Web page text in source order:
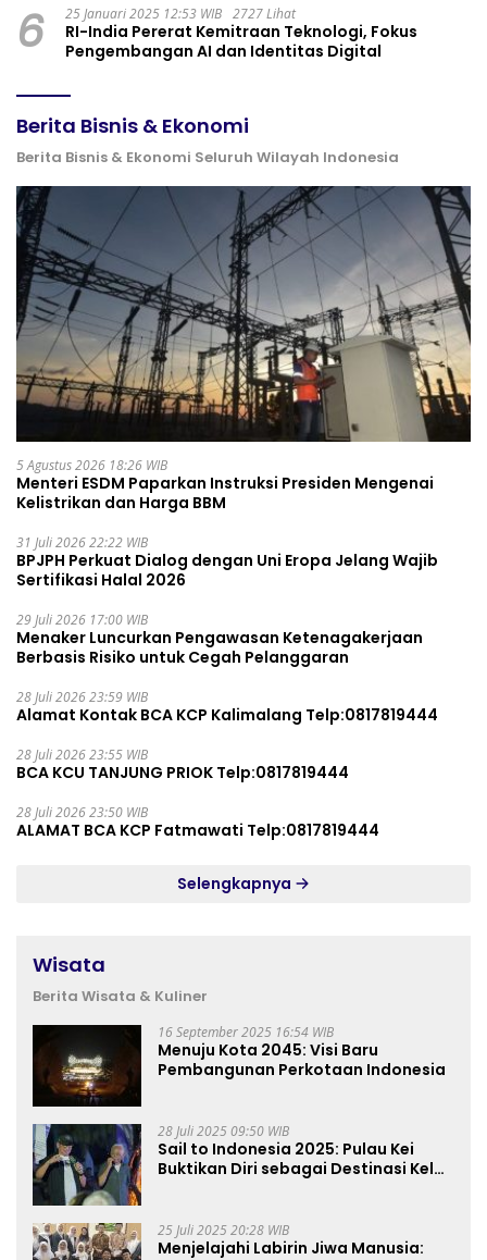
6 25 Januari 2025 12:53 WIB 2727 Lihat
RI-India Pererat Kemitraan Teknologi, Fokus
Pengembangan AI dan Identitas Digital
Berita Bisnis & Ekonomi
Berita Bisnis & Ekonomi Seluruh Wilayah Indonesia
5 Agustus 2026 18:26 WIB
Menteri ESDM Paparkan Instruksi Presiden Mengenai
Kelistrikan dan Harga BBM
31 Juli 2026 22:22 WIB
BPJPH Perkuat Dialog dengan Uni Eropa Jelang Wajib
Sertifikasi Halal 2026
29 Juli 2026 17:00 WIB
Menaker Luncurkan Pengawasan Ketenagakerjaan
Berbasis Risiko untuk Cegah Pelanggaran
28 Juli 2026 23:59 WIB
Alamat Kontak BCA KCP Kalimalang Telp:0817819444
28 Juli 2026 23:55 WIB
BCA KCU TANJUNG PRIOK Telp:0817819444
28 Juli 2026 23:50 WIB
ALAMAT BCA KCP Fatmawati Telp:0817819444
Selengkapnya
Wisata
Berita Wisata & Kuliner
16 September 2025 16:54 WIB
Menuju Kota 2045: Visi Baru
Pembangunan Perkotaan Indonesia
28 Juli 2025 09:50 WIB
Sail to Indonesia 2025: Pulau Kei
Buktikan Diri sebagai Destinasi Kelas
25 Juli 2025 20:28 WIB
Menjelajahi Labirin Jiwa Manusia: